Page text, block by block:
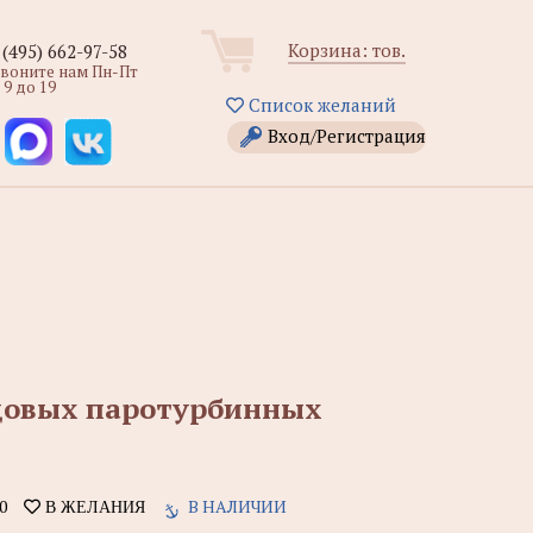
Корзина: тов.
Список желаний
Вход/Регистрация
662-97-58
нам Пн-Пт
9 до 19
паротурбинных
В ЖЕЛАНИЯ В НАЛИЧИИ